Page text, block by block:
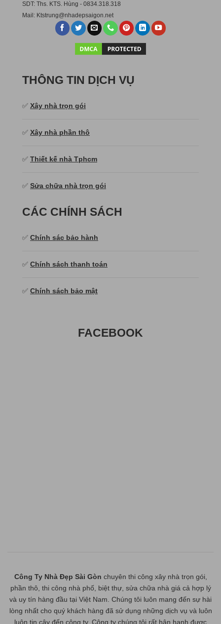
SDT: Ths. KTS. Hùng - 0834.318.318
Mail: Ktstrung@nhadepsaigon.net
THÔNG TIN DỊCH VỤ
✅ Xây nhà trọn gói
✅ Xây nhà phần thô
✅ Thiết kế nhà Tphcm
✅ Sửa chữa nhà trọn gói
CÁC CHÍNH SÁCH
✅ Chính sác bảo hành
✅ Chính sách thanh toán
✅ Chính sách bảo mật
FACEBOOK
Công Ty Nhà Đẹp Sài Gòn chuyên thi công xây nhà trọn gói,
phần thô, thi công nhà phố, biệt thự, sửa chữa nhà giá cả hợp lý
và uy tín hàng đầu tại Việt Nam. Chúng tôi luôn mang đến sự hài
lòng nhất cho quý khách hàng đã sử dụng những dịch vụ và luôn
luôn tin cậy đến công ty. Công ty chúng tôi rất hân hạnh được